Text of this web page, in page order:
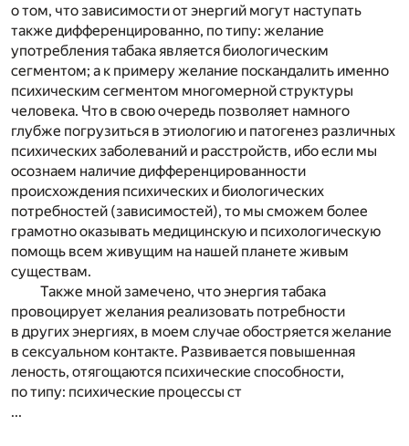
о том, что зависимости от энергий могут наступать
также дифференцированно, по типу: желание
употребления табака является биологическим
сегментом; а к примеру желание поскандалить именно
психическим сегментом многомерной структуры
человека. Что в свою очередь позволяет намного
глубже погрузиться в этиологию и патогенез различных
психических заболеваний и расстройств, ибо если мы
осознаем наличие дифференцированности
происхождения психических и биологических
потребностей (зависимостей), то мы сможем более
грамотно оказывать медицинскую и психологическую
помощь всем живущим на нашей планете живым
существам.
Также мной замечено, что энергия табака
провоцирует желания реализовать потребности
в других энергиях, в моем случае обостряется желание
в сексуальном контакте. Развивается повышенная
леность, отягощаются психические способности,
по типу: психические процессы ст
...